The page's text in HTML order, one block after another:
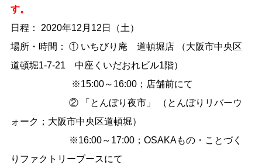
す。
日程： 2020年12月12日（土）
場所・時間： ① いちびり庵 道頓堀店 （大阪市中央区
道頓堀1-7-21 中座くいだおれビル1階）
※15:00～16:00；店舗前にて
② 「とんぼり夜市」 （とんぼりリバーウ
ォーク；大阪市中央区道頓堀）
※16:00～17:00；OSAKAもの・ことづく
りファクトリーブースにて